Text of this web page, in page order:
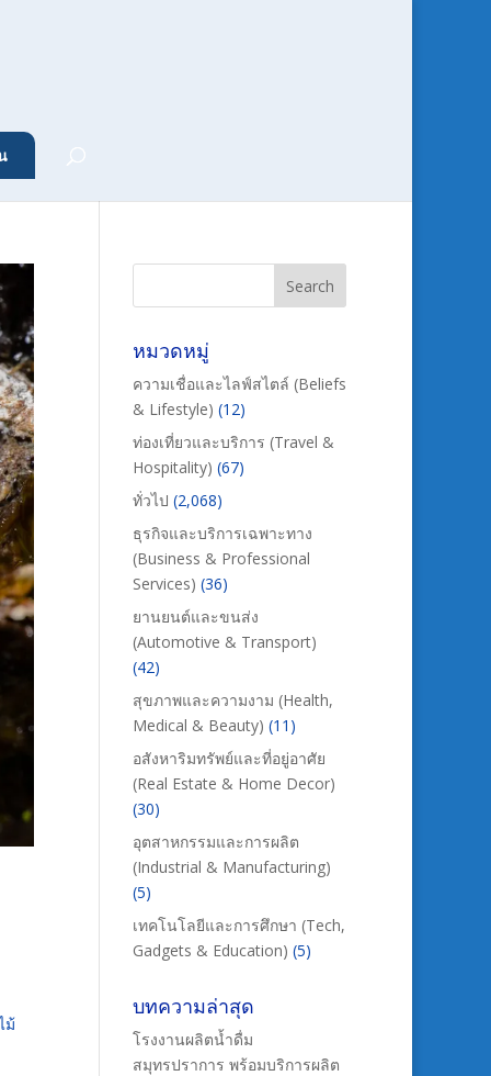
ม้
หมวดหมู่
ความเชื่อและไลฟ์สไตล์ (Beliefs
& Lifestyle) (12)
ท่องเที่ยวและบริการ (Travel &
Hospitality) (67)
ทั่วไป (2,068)
ธุรกิจและบริการเฉพาะทาง
(Business & Professional
Services) (36)
ยานยนต์และขนส่ง
(Automotive & Transport)
(42)
สุขภาพและความงาม (Health,
Medical & Beauty) (11)
อสังหาริมทรัพย์และที่อยู่อาศัย
(Real Estate & Home Decor)
(30)
อุตสาหกรรมและการผลิต
(Industrial & Manufacturing)
(5)
เทคโนโลยีและการศึกษา (Tech,
Gadgets & Education) (5)
บทความล่าสุด
โรงงานผลิตน้ำดื่ม
สมุทรปราการ พร้อมบริการผลิต